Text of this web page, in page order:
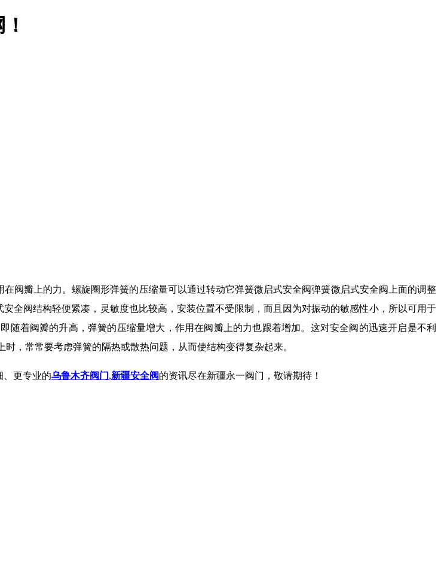
阀瓣上的力。螺旋圈形弹簧的压缩量可以通过转动它弹簧微启式安全阀弹簧微启式安全阀上面的调整
安全阀结构轻便紧凑，灵敏度也比较高，安装位置不受限制，而且因为对振动的敏感性小，所以可用于
着阀瓣的升高，弹簧的压缩量增大，作用在阀瓣上的力也跟着增加。这对安全阀的迅速开启是不利
，常常要考虑弹簧的隔热或散热问题，从而使结构变得复杂起来。
、更专业的乌鲁木齐阀门 ,新疆安全阀的资讯尽在新疆永一阀门，敬请期待！